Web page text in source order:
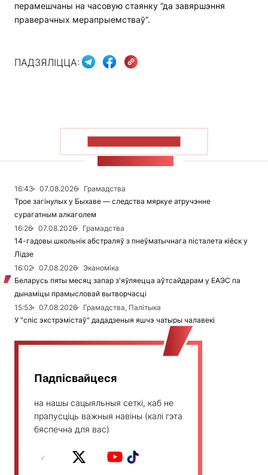
перамешчаны на часовую стаянку “да завяршэння
праверачных мерапрыемстваў”.
ПАДЗЯЛІЦЦА:
16:43 07.08.2026
Грамадства
Трое загінулых у Быхаве — следства мяркуе атручэнне
сурагатным алкаголем
16:26
07.08.2026
Грамадства
14-гадовы школьнік абстраляў з пнеўматычнага пісталета кіёск у
Лідзе
16:02
07.08.2026
Эканоміка
Беларусь пяты месяц запар з'яўляецца аўтсайдарам у ЕАЭС па
дынаміцы прамысловай вытворчасці
15:53
07.08.2026
Грамадства, Палітыка
У "спіс экстрэмістаў" дададзеныя яшчэ чатыры чалавекі
Падпісвайцеся
на нашы сацыяльныя сеткі, каб не
прапусціць важныя навіны (калі гэта
бяспечна для вас)